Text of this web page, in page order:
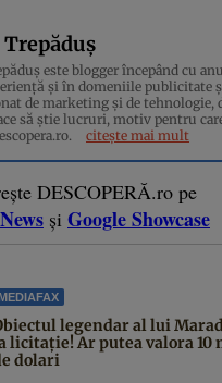
Trepăduș
este blogger începând cu
și în domeniile publicitate
de marketing și de tehnologie,
să știe lucruri, motiv pentru
citește mai mult
DESCOPERĂ.ro pe
și Google Showcase
legendar al lui
licitație! Ar putea valora 10
dolari